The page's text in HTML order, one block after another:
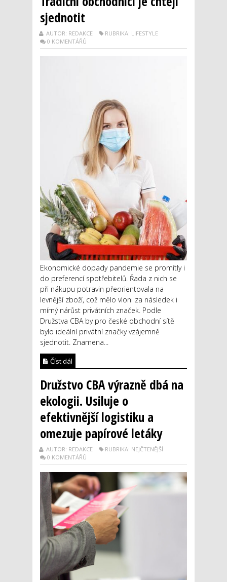
sjednotit
AUTOR: REDAKCE
RUBRIKA: LIFESTYLE
0 KOMENTÁŘŮ
Ekonomické dopady pandemie se promítly i
do preferencí spotřebitelů. Řada z nich se
při nákupu potravin přeorientovala na
levnější zboží, což mělo vloni za následek i
mírný nárůst privátních značek. Podle
Družstva CBA by pro české obchodní sítě
bylo ideální privátní značky vzájemně
sjednotit. Znamena...
Číst dál
Družstvo CBA výrazně dbá na
ekologii. Usiluje o
efektivnější logistiku a
omezuje papírové letáky
AUTOR: REDAKCE
RUBRIKA: NEJČTENĚJŠÍ
0 KOMENTÁŘŮ